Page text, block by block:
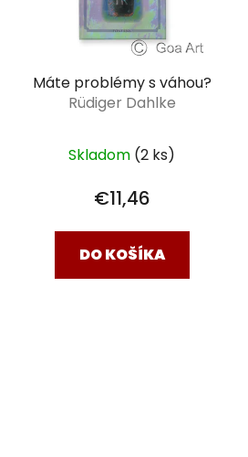
Máte problémy s váhou?
Rüdiger Dahlke
Skladom (2 ks)
€11,46
DO KOŠÍKA